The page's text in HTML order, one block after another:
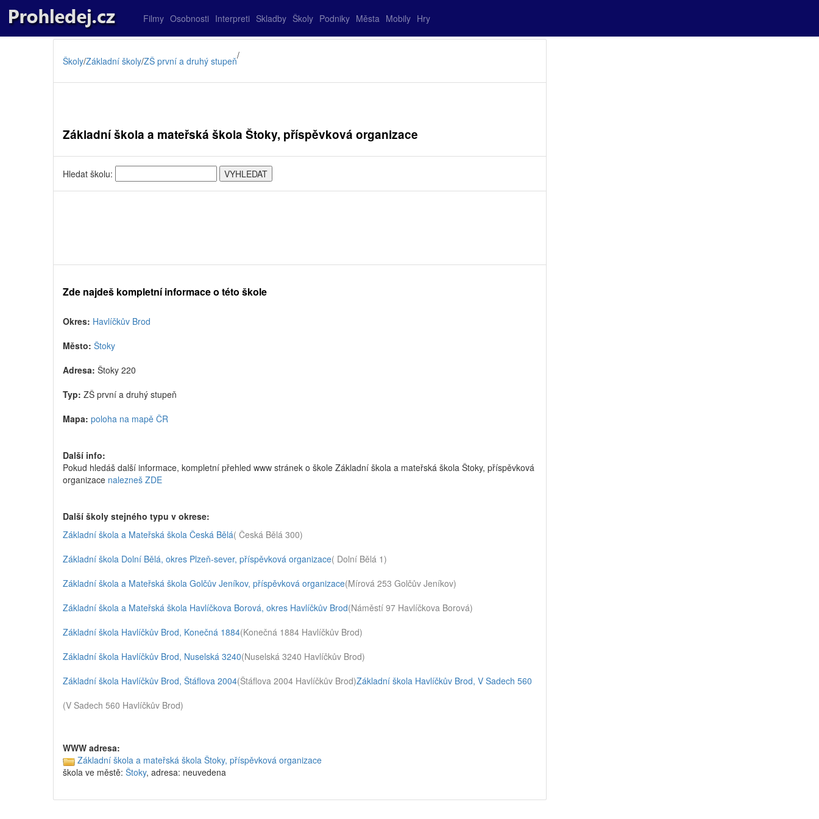
Filmy Osobnosti Interpreti Skladby Školy Podniky Města Mobily Hry
Školy/Základní školy/ZŠ první a druhý stupeň/
Základní škola a mateřská škola Štoky, příspěvková organizace
Hledat školu:
Zde najdeš kompletní informace o této škole
Okres: Havlíčkův Brod
Město: Štoky
Adresa: Štoky 220
Typ: ZŠ první a druhý stupeň
Mapa: poloha na mapě ČR
Další info:
Pokud hledáš další informace, kompletní přehled www stránek o škole Základní škola a mateřská škola Štoky, příspěvková
organizace nalezneš ZDE
Další školy stejného typu v okrese:
Základní škola a Mateřská škola Česká Bělá( Česká Bělá 300)
Základní škola Dolní Bělá, okres Plzeň-sever, příspěvková organizace( Dolní Bělá 1)
Základní škola a Mateřská škola Golčův Jeníkov, příspěvková organizace(Mírová 253 Golčův Jeníkov)
Základní škola a Mateřská škola Havlíčkova Borová, okres Havlíčkův Brod(Náměstí 97 Havlíčkova Borová)
Základní škola Havlíčkův Brod, Konečná 1884(Konečná 1884 Havlíčkův Brod)
Základní škola Havlíčkův Brod, Nuselská 3240(Nuselská 3240 Havlíčkův Brod)
Základní škola Havlíčkův Brod, Štáflova 2004(Štáflova 2004 Havlíčkův Brod)Základní škola Havlíčkův Brod, V Sadech 560
(V Sadech 560 Havlíčkův Brod)
WWW adresa:
Základní škola a mateřská škola Štoky, příspěvková organizace
škola ve městě: Štoky, adresa: neuvedena